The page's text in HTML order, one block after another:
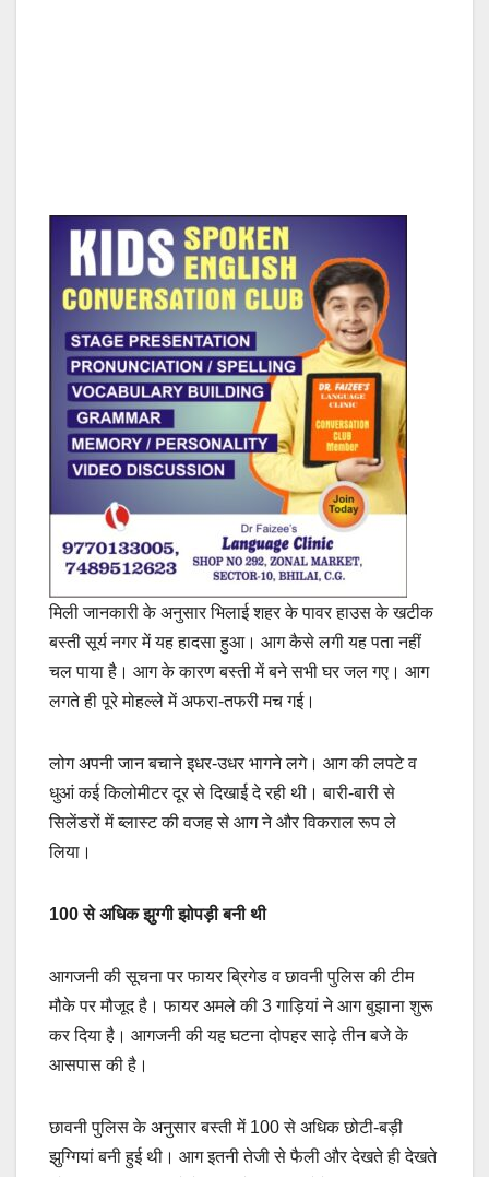
मिली जानकारी के अनुसार भिलाई शहर के पावर हाउस के खटीक
बस्ती सूर्य नगर में यह हादसा हुआ। आग कैसे लगी यह पता नहीं
चल पाया है। आग के कारण बस्ती में बने सभी घर जल गए। आग
लगते ही पूरे मोहल्ले में अफरा-तफरी मच गई।
लोग अपनी जान बचाने इधर-उधर भागने लगे। आग की लपटे व
धुआं कई किलोमीटर दूर से दिखाई दे रही थी। बारी-बारी से
सिलेंडरों में ब्लास्ट की वजह से आग ने और विकराल रूप ले
लिया।
100 से अधिक झुग्गी झोपड़ी बनी थी
आगजनी की सूचना पर फायर ब्रिगेड व छावनी पुलिस की टीम
मौके पर मौजूद है। फायर अमले की 3 गाड़ियां ने आग बुझाना शुरू
कर दिया है। आगजनी की यह घटना दोपहर साढ़े तीन बजे के
आसपास की है।
छावनी पुलिस के अनुसार बस्ती में 100 से अधिक छोटी-बड़ी
झुग्गियां बनी हुई थी। आग इतनी तेजी से फैली और देखते ही देखते